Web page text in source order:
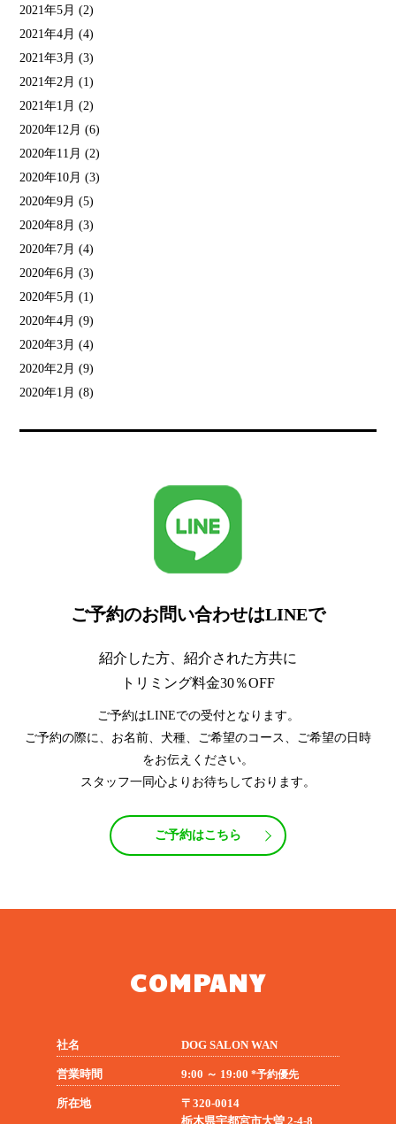
2021年5月 (2)
2021年4月 (4)
2021年3月 (3)
2021年2月 (1)
2021年1月 (2)
2020年12月 (6)
2020年11月 (2)
2020年10月 (3)
2020年9月 (5)
2020年8月 (3)
2020年7月 (4)
2020年6月 (3)
2020年5月 (1)
2020年4月 (9)
2020年3月 (4)
2020年2月 (9)
2020年1月 (8)
ご予約のお問い合わせはLINEで
紹介した方、紹介された方共に
トリミング料金30％OFF
ご予約はLINEでの受付となります。
ご予約の際に、お名前、犬種、ご希望のコース、ご希望の日時
をお伝えください。
スタッフ一同心よりお待ちしております。
ご予約はこちら
COMPANY
社名 DOG SALON WAN
営業時間 9:00 ～ 19:00 *予約優先
所在地
〒320-0014
栃木県宇都宮市大曽 2-4-8